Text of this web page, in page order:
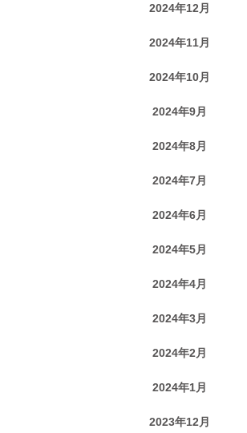
2024年12月
2024年11月
2024年10月
2024年9月
2024年8月
2024年7月
2024年6月
2024年5月
2024年4月
2024年3月
2024年2月
2024年1月
2023年12月